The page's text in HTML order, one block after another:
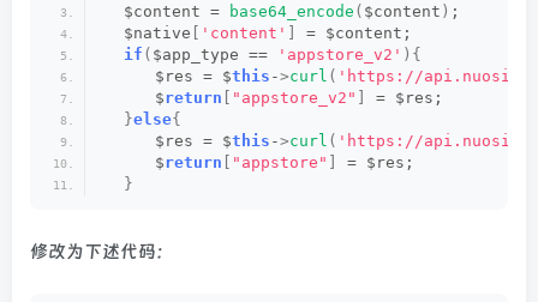
  $content =
base64_encode ( $content ) ;
  $native
'content'
= $content;
if ( $app_type == 'appstore_v2' ){
  　　$res = $
this ->curl ( 'https://
  　　$
return "appstore_v2"
= $res;
}else{
  　　$res = $
this ->curl ( 'https://
  　　$
return "appstore"
= $res;
}
修改为下述代码：